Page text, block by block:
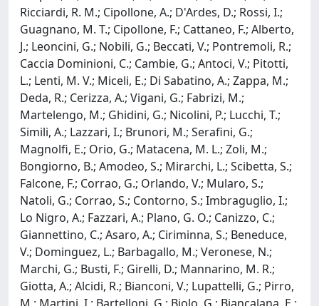
Ricciardi, R. M.; Cipollone, A.; D'Ardes, D.; Rossi, I.;
Guagnano, M. T.; Cipollone, F.; Cattaneo, F.; Alberto,
J.; Leoncini, G.; Nobili, G.; Beccati, V.; Pontremoli, R.;
Caccia Dominioni, C.; Cambie, G.; Antoci, V.; Pitotti,
L.; Lenti, M. V.; Miceli, E.; Di Sabatino, A.; Zappa, M.;
Deda, R.; Cerizza, A.; Vigani, G.; Fabrizi, M.;
Martelengo, M.; Ghidini, G.; Nicolini, P.; Lucchi, T.;
Simili, A.; Lazzari, I.; Brunori, M.; Serafini, G.;
Magnolfi, E.; Orio, G.; Matacena, M. L.; Zoli, M.;
Bongiorno, B.; Amodeo, S.; Mirarchi, L.; Scibetta, S.;
Falcone, F.; Corrao, G.; Orlando, V.; Mularo, S.;
Natoli, G.; Corrao, S.; Contorno, S.; Imbraguglio, I.;
Lo Nigro, A.; Fazzari, A.; Plano, G. O.; Canizzo, C.;
Giannettino, C.; Asaro, A.; Ciriminna, S.; Beneduce,
V.; Dominguez, L.; Barbagallo, M.; Veronese, N.;
Marchi, G.; Busti, F.; Girelli, D.; Mannarino, M. R.;
Giotta, A.; Alcidi, R.; Bianconi, V.; Lupattelli, G.; Pirro,